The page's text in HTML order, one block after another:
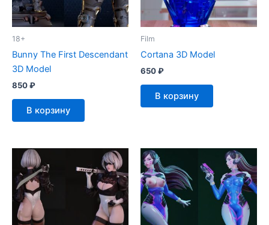
18+
Bunny The First Descendant
3D Model
850₽
В корзину
Film
Cortana 3D Model
650₽
В корзину